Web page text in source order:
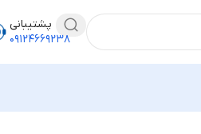
پشتیبانی
۰۹۱۲۴۶۶۹۲۳۸